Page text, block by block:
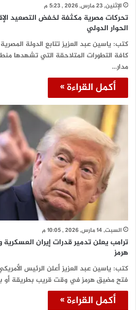
الإثنين, 23 مارس, 2026 , 5:23 م
تحركات مصرية مكثفة لخفض التصعيد
الحوار الدولي
كتب: ياسين عبد العزيز تتابع الدولة
كافة التطورات المتلاحقة التي تشهدها
مدار…
أكمل القراءة »
السبت, 14 مارس, 2026 , 10:05 م
ترامب يعلن تدمير قدرات إيران
هرمز
كتب: ياسين عبد العزيز أعلن الرئيس
فتح مضيق هرمز في وقت قريب بطريقة أو
أكمل القراءة »